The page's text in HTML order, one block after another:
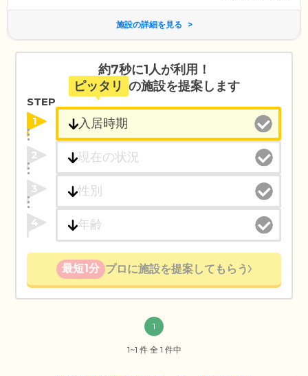
施設の詳細を見る
約7秒に1人が利用！
ピッタリ の施設を提案します
STEP
1
2
3
4
最短1分 プロに施設を提案してもらう
1
1~1 件 全 1 件中